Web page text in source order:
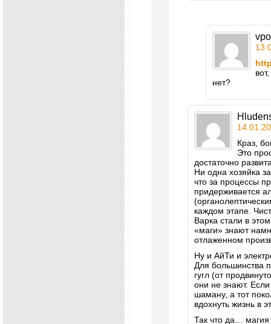
нет?
Краз,
Это
достаточно
Ни одна хозяйка
что за процессы
придерживается
каждом этапе.
Варка стали в
«маги» знают
отлаженном
Ну и АйТи и
Для большинства
гугл (от
они не знают.
шаману, а тот
вдохнуть жизнь в
Так что да… магия